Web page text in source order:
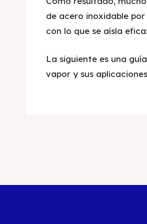
de acero inoxidable
con lo que se aísla
La siguiente es una
vapor y sus